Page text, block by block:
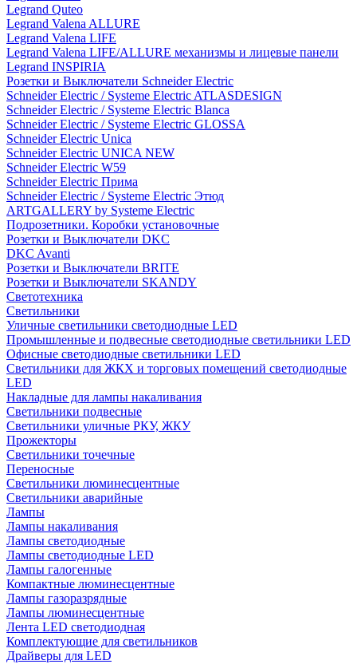
Legrand Quteo
Legrand Valena ALLURE
Legrand Valena LIFE
Legrand Valena LIFE/ALLURE механизмы и лицевые панели
Legrand INSPIRIA
Розетки и Выключатели Schneider Electric
Schneider Electric / Systeme Electric ATLASDESIGN
Schneider Electric / Systeme Electric Blanca
Schneider Electric / Systeme Electric GLOSSA
Schneider Electric Unica
Schneider Electric UNICA NEW
Schneider Electric W59
Schneider Electric Прима
Schneider Electric / Systeme Electric Этюд
ARTGALLERY by Systeme Electric
Подрозетники. Коробки установочные
Розетки и Выключатели DKC
DKC Avanti
Розетки и Выключатели BRITE
Розетки и Выключатели SKANDY
Светотехника
Светильники
Уличные светильники светодиодные LED
Промышленные и подвесные светодиодные светильники LED
Офисные светодиодные светильники LED
Светильники для ЖКХ и торговых помещений светодиодные
LED
Накладные для лампы накаливания
Светильники подвесные
Светильники уличные РКУ, ЖКУ
Прожекторы
Cветильники точечные
Переносные
Светильники люминесцентные
Светильники аварийные
Лампы
Лампы накаливания
Лампы светодиодные
Лампы светодиодные LED
Лампы галогенные
Компактные люминесцентные
Лампы газоразрядные
Лампы люминесцентные
Лента LED светодиодная
Комплектующие для светильников
Драйверы для LED